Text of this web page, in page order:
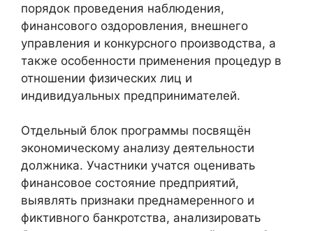
порядок проведения наблюдения,
финансового оздоровления, внешнего
управления и конкурсного производства, а
также особенности применения процедур в
отношении физических лиц и
индивидуальных предпринимателей.
Отдельный блок программы посвящён
экономическому анализу деятельности
должника. Участники учатся оценивать
финансовое состояние предприятий,
выявлять признаки преднамеренного и
фиктивного банкротства, анализировать